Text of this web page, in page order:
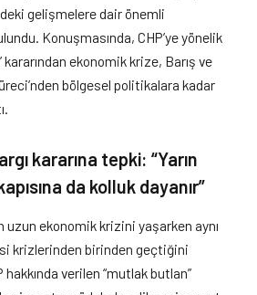
gelişmelere dair önemli
Konuşmasında, CHP’ye yönelik
ekonomik krize, Barış ve
bölgesel politikalara kadar
kararına tepki: “Yarın
da kolluk dayanır”
uzun ekonomik krizini yaşarken aynı
krizlerinden birinden geçtiğini
verilen “mutlak butlan”